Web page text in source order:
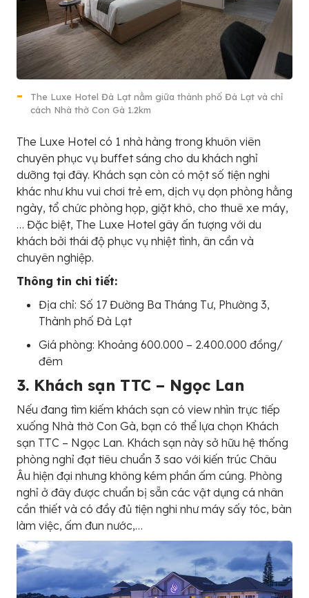
The Luxe Hotel Đà Lạt nằm giữa thành phố Đà Lạt và chỉ
cách Nhà thờ Con Gà 1.2km
The Luxe Hotel có 1 nhà hàng trong khuôn viên
chuyên phục vụ buffet sáng cho du khách nghỉ
dưỡng tại đây. Khách sạn còn có một số tiện nghi
khác như khu vui chơi trẻ em, dịch vụ dọn phòng hằng
ngày, tổ chức phòng họp, giặt khô, cho thuê xe máy,
… Đặc biệt, The Luxe Hotel gây ấn tượng với du
khách bởi thái độ phục vụ nhiệt tình, ân cần và
chuyên nghiệp.
Thông tin chi tiết:
Địa chỉ: Số 17 Đường Ba Tháng Tư, Phường 3,
Thành phố Đà Lạt
Giá phòng: Khoảng 600.000 – 2.400.000 đồng/
đêm
3. Khách sạn TTC – Ngọc Lan
Nếu đang tìm kiếm khách sạn có view nhìn trực tiếp
xuống Nhà thờ Con Gà, bạn có thể lựa chọn Khách
sạn TTC – Ngọc Lan. Khách sạn này sở hữu hệ thống
phòng nghỉ đạt tiêu chuẩn 3 sao với kiến trúc Châu
Âu hiện đại nhưng không kém phần ấm cúng. Phòng
nghỉ ở đây được chuẩn bị sẵn các vật dụng cá nhân
cần thiết và có đầy đủ tiện nghi như máy sấy tóc, bàn
làm việc, ấm đun nước,…